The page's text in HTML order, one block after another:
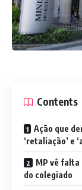
Contents
Ação que
‘retaliação’ e
MP vê
do colegiado